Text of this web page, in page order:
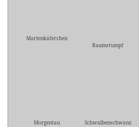
Marienkäferchen
Baumstumpf
Morgentau Schwalbenschwanz